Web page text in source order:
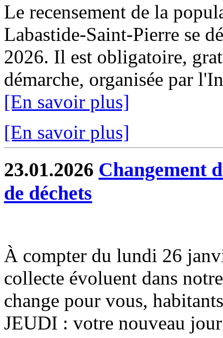
Le recensement de la
Labastide-Saint-Pierre se
2026. Il est obligatoire,
démarche, organisée par
[En savoir plus]
[En savoir plus]
23.01.2026 Changement
de déchets
À compter du lundi 26
collecte évoluent dans
change pour vous,
JEUDI : votre nouveau